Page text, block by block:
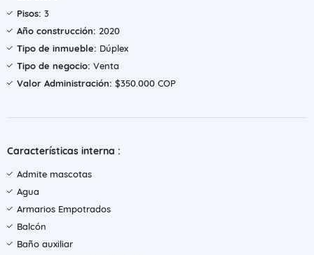
Pisos: 3
Año construcción: 2020
Tipo de inmueble: Dúplex
Tipo de negocio: Venta
Valor Administración: $350.000 COP
Características interna :
Admite mascotas
Agua
Armarios Empotrados
Balcón
Baño auxiliar